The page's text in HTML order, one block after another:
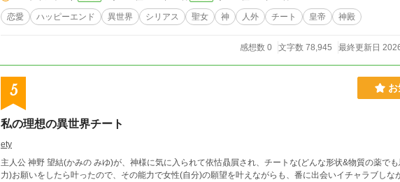
恋愛 ハッピーエンド 異世界 シリアス 聖女 神 人外 チート 皇帝 神殿
感想数 0 文字数 78,945 最終更新日
5
私の理想の異世界チート
ety
主人公 神野 望結(かみの みゆ)が、神様に気に入られて依怙贔屓され、チートな(どんな形状&物質の薬で
力)お願いをしたら叶ったので、その能力で女性(自分)の願望を叶えながらも、番に出会いイチャラブしな